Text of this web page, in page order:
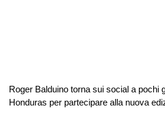
Roger Balduino torna sui social a pochi
Honduras per partecipare alla nuova